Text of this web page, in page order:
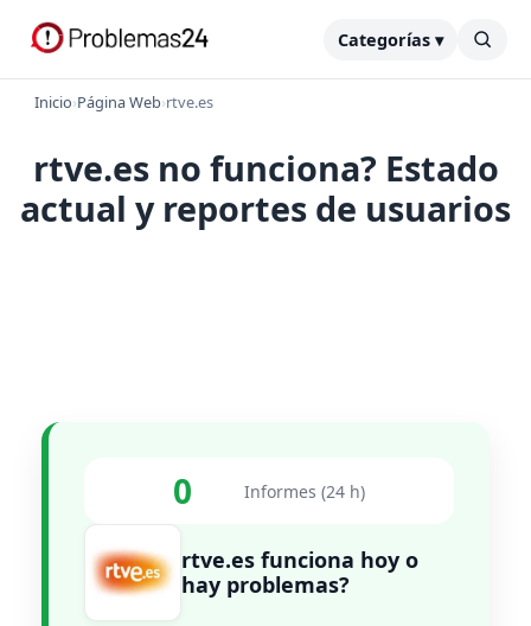
Categorías ▾
Inicio›Página Web›rtve.es
rtve.es no funciona? Estado
actual y reportes de usuarios
0 Informes (24 h)
rtve.es funciona hoy o
hay problemas?